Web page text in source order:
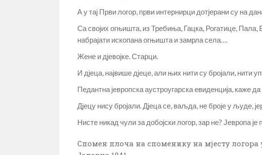
А у тај Први логор, први интернирци дотјерани су на
Са својих огњишта, из Требиња, Гацка, Рогатице, Пала,
набрајати ископана огњишта и замрла села….
Жене и дјевојке. Старци.
И дјеца, највише дјеце, али њих нити су бројали, нити
Педантна јевропска аустроугарска евиденција, каже
Дјецу нису бројали. Дјеца се, ваљда, не броје у људе,
Нисте никад чули за добојски логор, зар не? Јевропа
Спомен плоча на споменику на мјесту логора